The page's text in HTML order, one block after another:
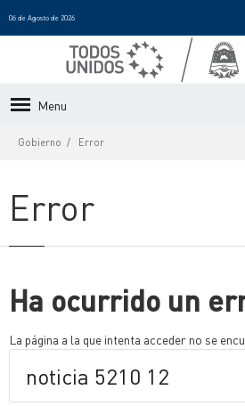
06 de Agosto de 2026
Menu
Gobierno Error
Error
Ha ocurrido un
La página a la que intenta acceder no se